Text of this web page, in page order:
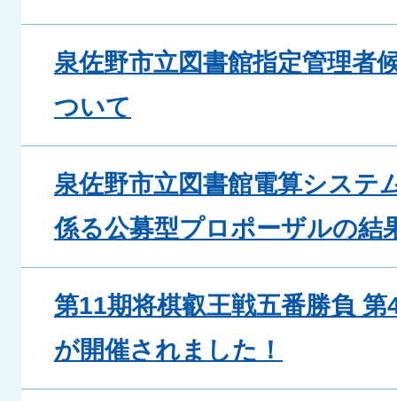
泉佐野市立図書館指定管理者
ついて
泉佐野市立図書館電算システ
係る公募型プロポーザルの結
第11期将棋叡王戦五番勝負
が開催されました！